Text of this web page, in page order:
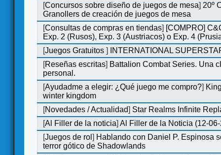
[Concursos sobre diseño de juegos de mesa] 20º
Granollers de creación de juegos de mesa
[Consultas de compras en tiendas] [COMPRO]
Exp. 2 (Rusos), Exp. 3 (Austriacos) o Exp. 4
[Juegos Gratuitos]
INTERNATIONAL
[Reseñas escritas] Battalion Combat Series. Una
personal.
[Ayudadme a elegir: ¿Qué juego me compro?]
winter kingdom
[Novedades / Actualidad] Star Realms Infinite
[Al Filler de la noticia]Al Filler de la Noticia (12-
[Juegos de rol] Hablando con Daniel P. Espinosa
terror gótico de Shadowlands